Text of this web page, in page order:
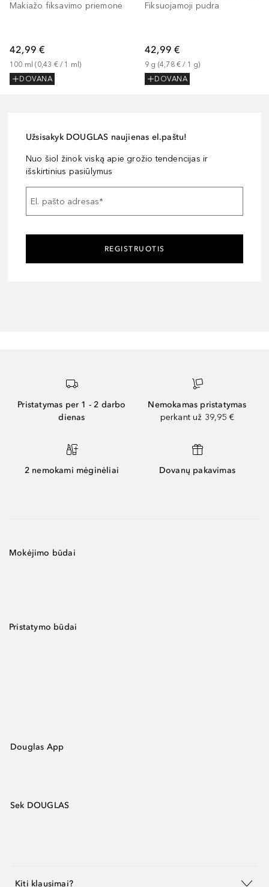
Makiažo fiksavimo priemonė
42,99 €
100 ml (0,43 € / 1 ml)
DOVANA
Fiksuojamoji pudra
42,99 €
9 g (4,78 € / 1 g)
DOVANA
Užsisakyk DOUGLAS naujienas el.paštu!
Nuo šiol žinok viską apie grožio tendencijas ir
išskirtinius pasiūlymus
El. pašto adresas*
REGISTRUOTIS
Pristatymas per 1 - 2 darbo
dienas
Nemokamas pristatymas
perkant už 39,95 €
2 nemokami mėginėliai Dovanų pakavimas
Mokėjimo būdai
Pristatymo būdai
Douglas App
Sek DOUGLAS
Kiti klausimai?